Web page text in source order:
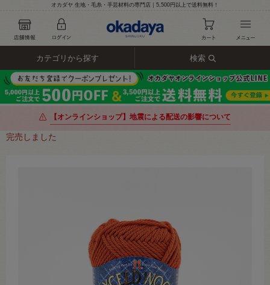
オカダヤ 生地・毛糸・手芸材料の専門店｜5,500円以上で送料無料！
カテゴリから探す 検索
【オンラインショップ】地震による配送の影響について
完売しました